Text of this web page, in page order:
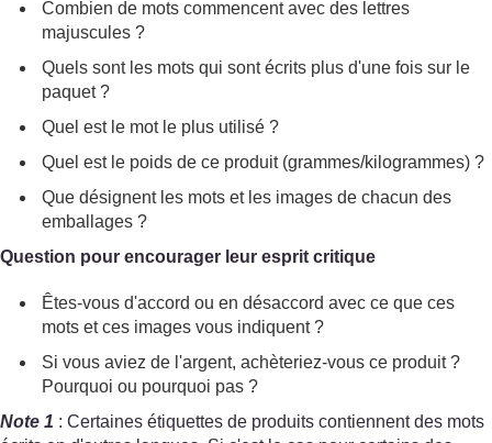
Combien de mots commencent avec des lettres
majuscules ?
Quels sont les mots qui sont écrits plus d'une fois sur le
paquet ?
Quel est le mot le plus utilisé ?
Quel est le poids de ce produit (grammes/kilogrammes) ?
Que désignent les mots et les images de chacun des
emballages ?
Question pour encourager leur esprit critique
Êtes-vous d'accord ou en désaccord avec ce que ces
mots et ces images vous indiquent ?
Si vous aviez de l'argent, achèteriez-vous ce produit ?
Pourquoi ou pourquoi pas ?
Note 1 : Certaines étiquettes de produits contiennent des mots